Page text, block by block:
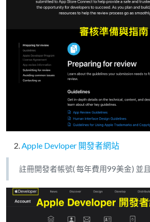
Apple Devloper 開發者網站
註冊開發者帳號( 每年費用99美金) 並